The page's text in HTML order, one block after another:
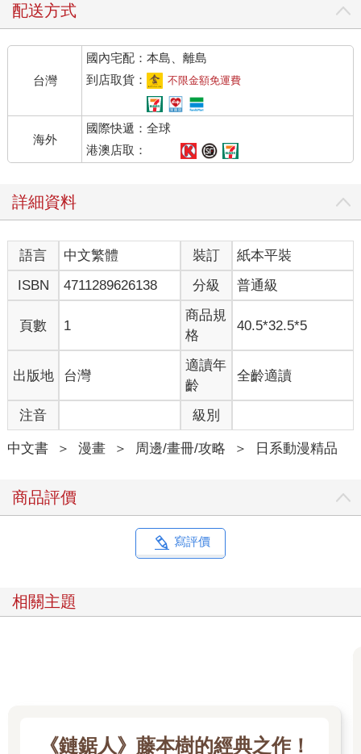
配送方式
台灣
國內宅配：本島、離島
到店取貨：
不限金額免運費
海外
國際快遞：全球
港澳店取：
詳細資料
語言 中文繁體 裝訂
紙本平裝
ISBN
4711289626138 分級 普通級
頁數 1
商品規
格
40.5*32.5*5
出版地 台灣
適讀年
齡
全齡適讀
注音 級別
中文書 ＞ 漫畫 ＞ 周邊/畫冊/攻略 ＞ 日系動漫精品
商品評價
寫評價
相關主題
《鏈鋸人》藤本樹的經典之作！